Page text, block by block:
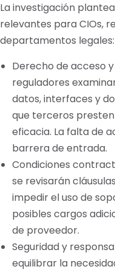
La investigación
relevantes para CIOs,
departamentos legales:
Derecho de acceso
reguladores
datos, interfaces y
que terceros
eficacia. La falta de
barrera de entrada.
Condiciones
se revisarán
impedir el uso de
posibles cargos
de proveedor.
Seguridad y
equilibrar la